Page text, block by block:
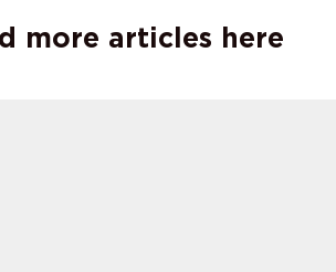
more articles here